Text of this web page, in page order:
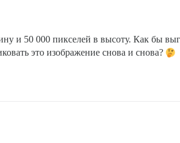
и 50 000 пикселей в высоту. Как бы
это изображение снова и снова?